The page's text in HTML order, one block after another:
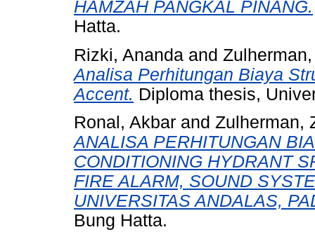
HAMZAH PANGKAL PINANG.
Hatta.
Rizki, Ananda and
Analisa Perhitungan Biaya
Accent. Diploma thesis,
Ronal, Akbar and Zulherman,
ANALISA PERHITUNGAN
CONDITIONING HYDRANT
FIRE ALARM, SOUND
UNIVERSITAS ANDALAS,
Bung Hatta.